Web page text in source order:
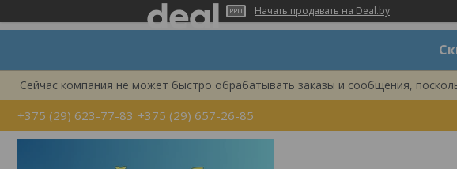
Начать продавать на Deal.by
Сейчас компания не может быстро обрабатывать заказы и сообщения,
+375 (29) 623-77-83 +375 (29) 657-26-85